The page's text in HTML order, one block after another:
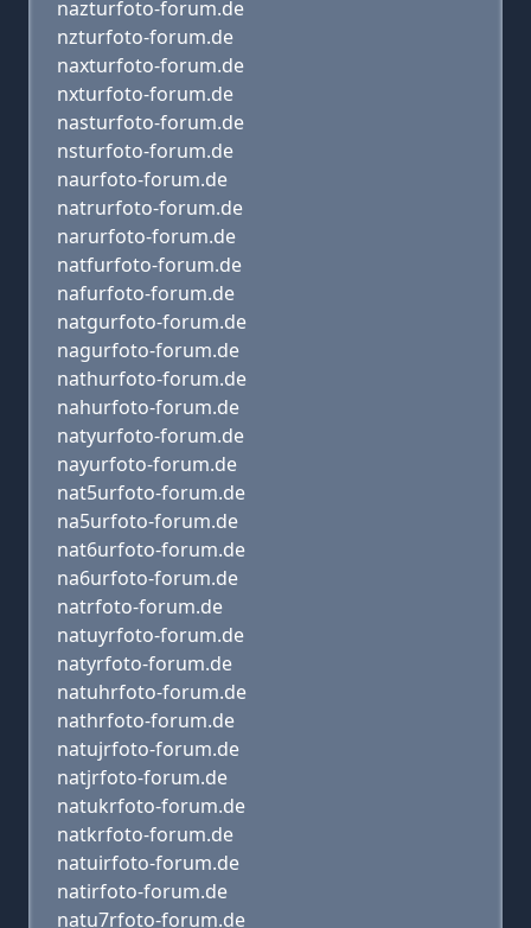
nazturfoto-forum.de
nzturfoto-forum.de
naxturfoto-forum.de
nxturfoto-forum.de
nasturfoto-forum.de
nsturfoto-forum.de
naurfoto-forum.de
natrurfoto-forum.de
narurfoto-forum.de
natfurfoto-forum.de
nafurfoto-forum.de
natgurfoto-forum.de
nagurfoto-forum.de
nathurfoto-forum.de
nahurfoto-forum.de
natyurfoto-forum.de
nayurfoto-forum.de
nat5urfoto-forum.de
na5urfoto-forum.de
nat6urfoto-forum.de
na6urfoto-forum.de
natrfoto-forum.de
natuyrfoto-forum.de
natyrfoto-forum.de
natuhrfoto-forum.de
nathrfoto-forum.de
natujrfoto-forum.de
natjrfoto-forum.de
natukrfoto-forum.de
natkrfoto-forum.de
natuirfoto-forum.de
natirfoto-forum.de
natu7rfoto-forum.de